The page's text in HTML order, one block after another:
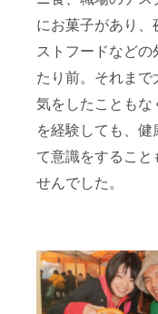
にお菓子があり、
ストフードなどの
たり前。それまで
気をしたこともな
を経験しても、健
て意識をすること
せんでした。